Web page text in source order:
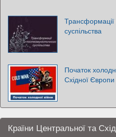
Трансформації
суспільства
Початок
Східної Європи
Країни Центральної та